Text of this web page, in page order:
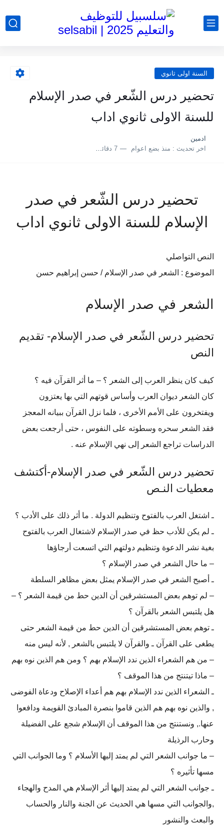
السنة اولى ثانوي
تحضير درس الشّعر في صدر الإسلام
للسنة الاولى ثانوي اداب
ادمين
اخر تحديث : منذ بضع اعوام 7 دقائق للقراءة
تحضير درس الشّعر في صدر
الإسلام للسنة الاولى ثانوي اداب
النص التواصلي
الموضوع : الشعر في صدر الإسلام / حسن إبراهيم حسن
الشعر في صدر الإسلام
تحضير درس الشّعر في صدر الإسلام- تقديم
النص
كيف كان ينظر العرب إلى الشعر ؟ – ما أثر القرآن فيه ؟
كان الشعر ديوان العرب وأساس قوتهم التي بها يعتزون
ويفتخرون على الأمم الأخرى ، فلما نزل القرآن ببيانه المعجز
فقد الشعر سحره وسطوته على النفوس ، حتى أرجعت بعض
الدراسات تراجع الشعر إلى نهي الإسلام عنه .
تحضير درس الشّعر في صدر الإسلام-أكتشف
معطيات النـص
ـ اشتغل العرب بالفتوح وتنظيم الدولة . ما أثر ذلك على الأدب ؟
ـ لم يكن للأدب حظ في صدر الإسلام لاشتغال العرب بالفتوح
بغية نشر الدعوة وتنظيم دولتهم التي اتسعت أرجاؤها
– ما حال الشعر في صدر الإسلام ؟
ـ أصبح الشعر في صدر الإسلام يمثل بعض مظاهر السلطة
– لم توهم بعض المستشرقين أن الدين حط من قيمة الشعر ؟ –
هل يلتبس الشعر بالقرآن ؟
ـ توهم بعض المستشرقين أن الدين حط من قيمة الشعر حتى
يطغى على القرآن ـ والقرآن لا يلتبس بالشعر , لأنه ليس منه
– من هم الشعراء الذين ندد الإسلام بهم ؟ ومن هم الذين نوه بهم
– ماذا تيتنتج من هذا الموقف ؟
ـ الشعراء الذين ندد الإسلام بهم هم أعداء الإصلاح ودعاة الفوضى
, والذين نوه بهم هم الذين قاموا بنصرة المبادئ القويمة ودافعوا
عنها., ونستنتج من هذا الموقف أن الإسلام شجع على الفضيلة
وحارب الرذيلة
– ما جوانب الشعر التي لم يمتد إليها الأسلام ؟ وما الجوانب التي
مسها تأثيره ؟
ـ جوانب الشعر التي لم يمتد إليها أثر الإسلام هي المدح والهجاء
,والجوانب التي مسها هي الحديث عن الجنة والنار والحساب
والبعث والنشور